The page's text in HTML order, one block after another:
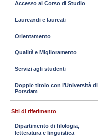
Accesso al Corso di Studio
Laureandi e laureati
Orientamento
Qualità e Miglioramento
Servizi agli studenti
Doppio titolo con l’Università di
Potsdam
Siti di riferimento
Dipartimento di filologia,
letteratura e linguistica